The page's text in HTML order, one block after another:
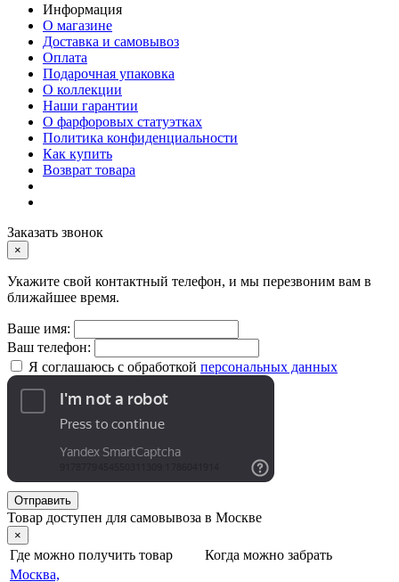
Информация
О магазине
Доставка и самовывоз
Оплата
Подарочная упаковка
О коллекции
Наши гарантии
О фарфоровых статуэтках
Политика конфиденциальности
Как купить
Возврат товара
Заказать звонок
×
Укажите свой контактный телефон, и мы перезвоним вам в
ближайшее время.
Ваше имя:
Ваш телефон:
Я соглашаюсь с обработкой персональных данных
Отправить
Товар доступен для самовывоза в Москве
×
Где можно получить товар
Когда можно забрать
Москва,